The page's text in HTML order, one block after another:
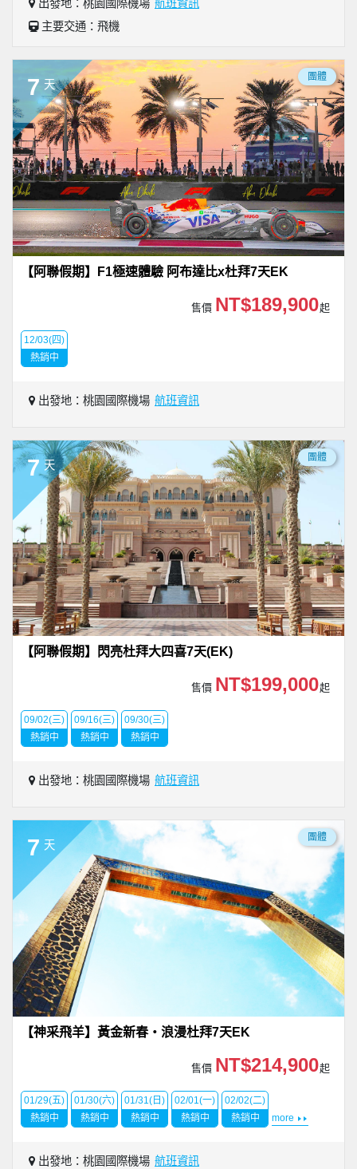
出發地：桃園國際機場 航班資訊
主要交通：飛機
7 天
團體
【阿聯假期】F1極速體驗 阿布達比x杜拜7天EK
售價 NT$189,900起
12/03(四)
熱銷中
出發地：桃園國際機場 航班資訊
7 天
團體
【阿聯假期】閃亮杜拜大四喜7天(EK)
售價 NT$199,000起
09/02(三)
熱銷中
09/16(三)
熱銷中
09/30(三)
熱銷中
出發地：桃園國際機場 航班資訊
7 天
團體
【神采飛羊】黃金新春・浪漫杜拜7天EK
售價 NT$214,900起
01/29(五)
熱銷中
01/30(六)
熱銷中
01/31(日)
熱銷中
02/01(一)
熱銷中
02/02(二)
熱銷中
more
出發地：桃園國際機場 航班資訊